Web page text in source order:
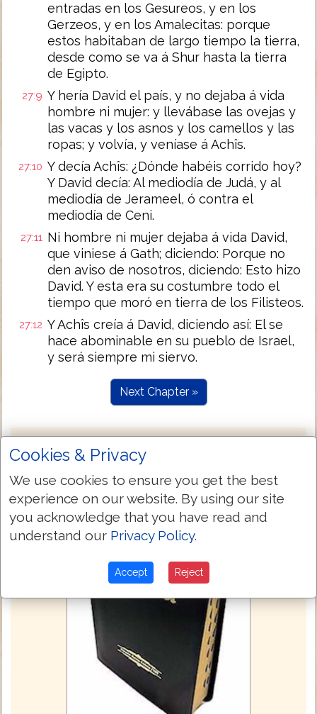
entradas en los Gesureos, y en los
Gerzeos, y en los Amalecitas: porque
estos habitaban de largo tiempo la tierra,
desde como se va á Shur hasta la tierra
de Egipto.
27:9 Y hería David el país, y no dejaba á vida
hombre ni mujer: y llevábase las ovejas y
las vacas y los asnos y los camellos y las
ropas; y volvía, y veníase á Achîs.
27:10 Y decía Achîs: ¿Dónde habéis corrido hoy?
Y David decía: Al mediodía de Judá, y al
mediodía de Jerameel, ó contra el
mediodía de Ceni.
27:11 Ni hombre ni mujer dejaba á vida David,
que viniese á Gath; diciendo: Porque no
den aviso de nosotros, diciendo: Esto hizo
David. Y esta era su costumbre todo el
tiempo que moró en tierra de los Filisteos.
27:12 Y Achîs creía á David, diciendo así: El se
hace abominable en su pueblo de Israel,
y será siempre mi siervo.
Next Chapter »
Cookies & Privacy
We use cookies to ensure you get the best
experience on our website. By using our site
you acknowledge that you have read and
understand our Privacy Policy.
Accept Reject